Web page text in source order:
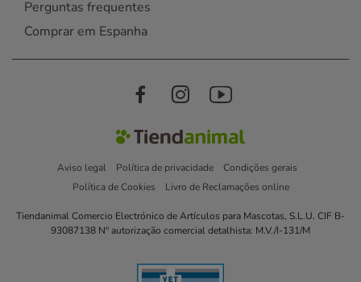
Perguntas frequentes
Comprar em Espanha
Aviso legal Política de privacidade
Condições gerais
Política de Cookies
Livro de Reclamações online
Tiendanimal Comercio Electrónico de Artículos para Mascotas, S.L.U. CIF B-
93087138 Nº autorização comercial detalhista: M.V./I-131/M